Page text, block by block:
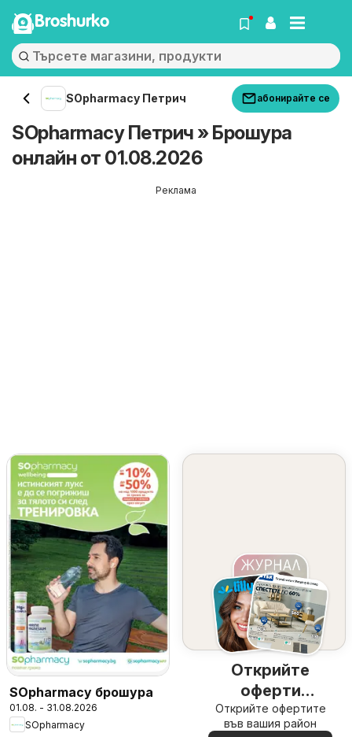
Broshurko
SOpharmacy Петрич абонирайте се
SOpharmacy Петрич » Брошура
онлайн от 01.08.2026
Реклама
SOpharmacy брошура
01.08. - 31.08.2026
SOpharmacy
Открийте
оферти
наблизо
Открийте офертите
във вашия район